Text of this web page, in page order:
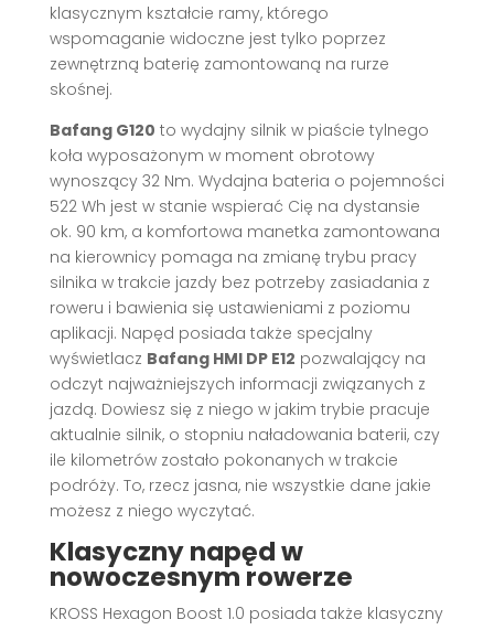
klasycznym kształcie ramy, którego
wspomaganie widoczne jest tylko poprzez
zewnętrzną baterię zamontowaną na rurze
skośnej.
Bafang G120 to wydajny silnik w piaście tylnego
koła wyposażonym w moment obrotowy
wynoszący 32 Nm. Wydajna bateria o pojemności
522 Wh jest w stanie wspierać Cię na dystansie
ok. 90 km, a komfortowa manetka zamontowana
na kierownicy pomaga na zmianę trybu pracy
silnika w trakcie jazdy bez potrzeby zasiadania z
roweru i bawienia się ustawieniami z poziomu
aplikacji. Napęd posiada także specjalny
wyświetlacz Bafang HMI DP E12 pozwalający na
odczyt najważniejszych informacji związanych z
jazdą. Dowiesz się z niego w jakim trybie pracuje
aktualnie silnik, o stopniu naładowania baterii, czy
ile kilometrów zostało pokonanych w trakcie
podróży. To, rzecz jasna, nie wszystkie dane jakie
możesz z niego wyczytać.
Klasyczny napęd w
nowoczesnym rowerze
KROSS Hexagon Boost 1.0 posiada także klasyczny